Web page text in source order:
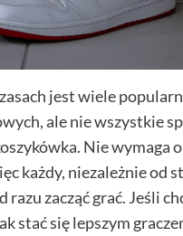
jest wiele
ale nie wszystkie
Nie wymaga
każdy, niezależnie od
razu zacząć grać. Jeśli
stać się lepszym